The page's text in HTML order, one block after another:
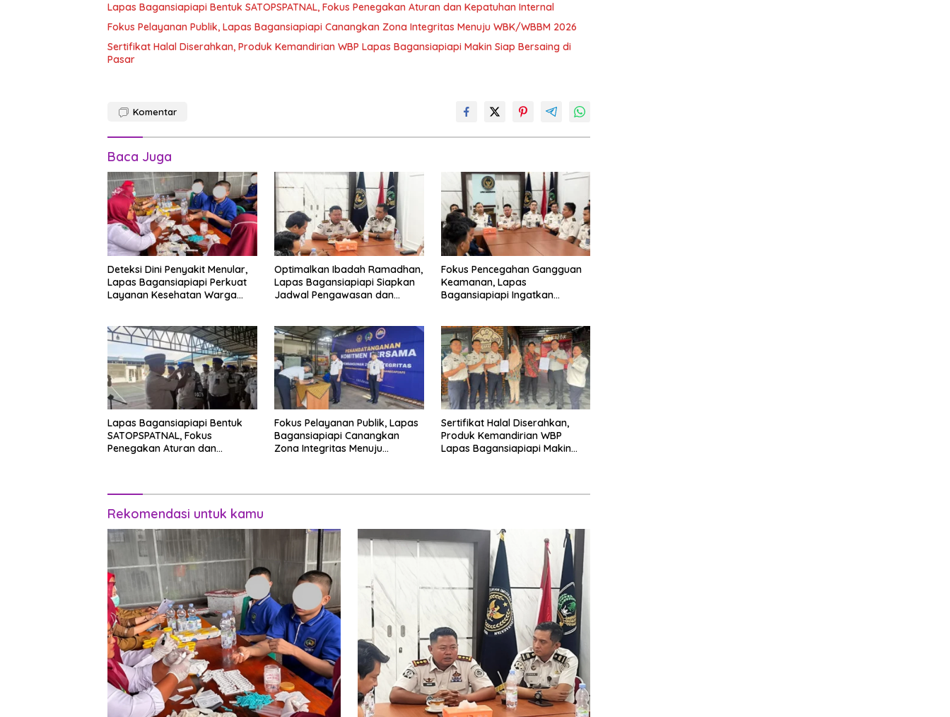
Lapas Bagansiapiapi Bentuk SATOPSPATNAL, Fokus Penegakan Aturan dan Kepatuhan Internal
Fokus Pelayanan Publik, Lapas Bagansiapiapi Canangkan Zona Integritas Menuju WBK/WBBM 2026
Sertifikat Halal Diserahkan, Produk Kemandirian WBP Lapas Bagansiapiapi Makin Siap Bersaing di
Pasar
Komentar
Baca Juga
Deteksi Dini Penyakit Menular,
Lapas Bagansiapiapi Perkuat
Layanan Kesehatan Warga
Optimalkan Ibadah Ramadhan,
Lapas Bagansiapiapi Siapkan
Jadwal Pengawasan dan
Fokus Pencegahan Gangguan
Keamanan, Lapas
Bagansiapiapi Ingatkan
Lapas Bagansiapiapi Bentuk
SATOPSPATNAL, Fokus
Penegakan Aturan dan
Fokus Pelayanan Publik, Lapas
Bagansiapiapi Canangkan
Zona Integritas Menuju
Sertifikat Halal Diserahkan,
Produk Kemandirian WBP
Lapas Bagansiapiapi Makin
Rekomendasi untuk kamu